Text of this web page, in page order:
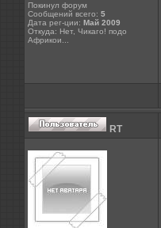
Покинул форум
Сообщений всего: 5
Дата рег-ции: Май 2009
Откуда: Нет, Чикаго! подо
Африкои...
RT